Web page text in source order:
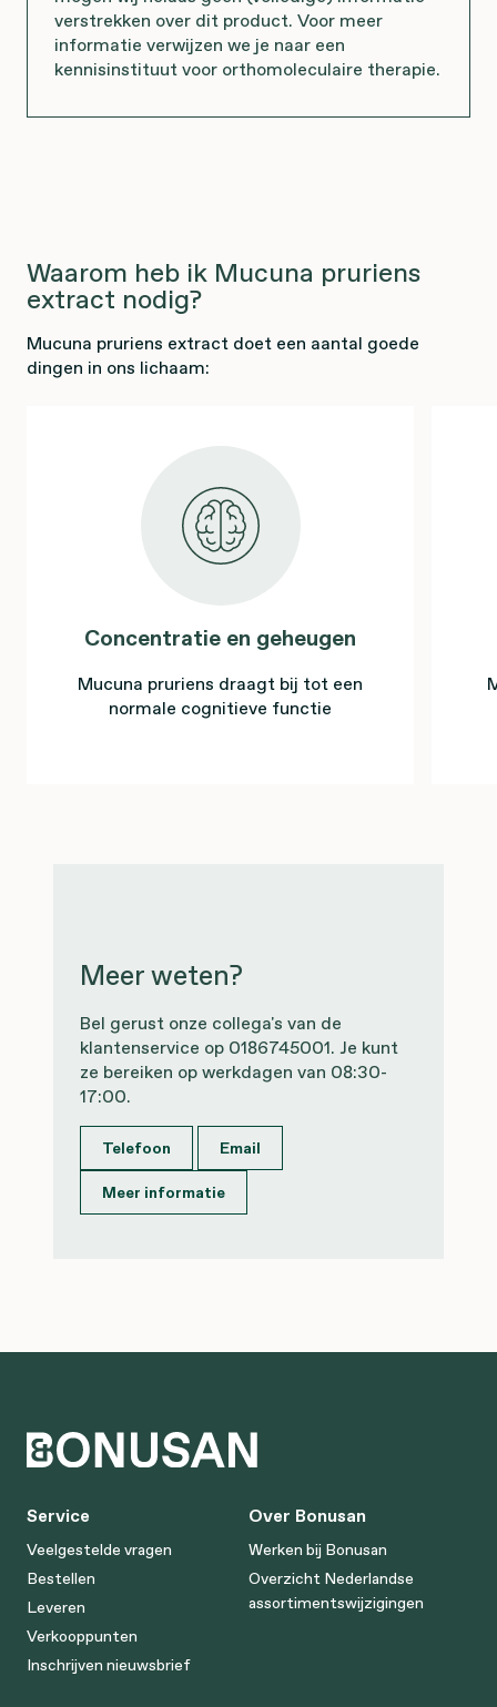
verstrekken over dit product. Voor meer
informatie verwijzen we je naar een
kennisinstituut voor orthomoleculaire therapie.
Waarom heb ik Mucuna pruriens
extract nodig?
Mucuna pruriens extract doet een aantal goede
dingen in ons lichaam:
Concentratie en geheugen
Mucuna pruriens draagt bij tot een
normale cognitieve functie
Meer weten?
Bel gerust onze collega's van de
klantenservice op 0186745001. Je kunt
ze bereiken op werkdagen van 08:30-
17:00.
Telefoon
Email
Meer informatie
Service
Veelgestelde vragen
Bestellen
Leveren
Verkooppunten
Inschrijven nieuwsbrief
Over Bonusan
Werken bij Bonusan
Overzicht Nederlandse
assortimentswijzigingen